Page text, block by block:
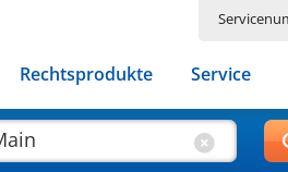
Rechtsprodukte Service